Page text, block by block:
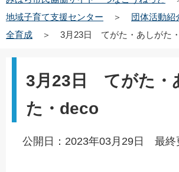
地域子育て支援センター
＞ 団体活動紹
全育成
＞ 3月23日 てがた・あしがた
3月23日 てがた・
た・deco
公開日：2023年03月29日 最終